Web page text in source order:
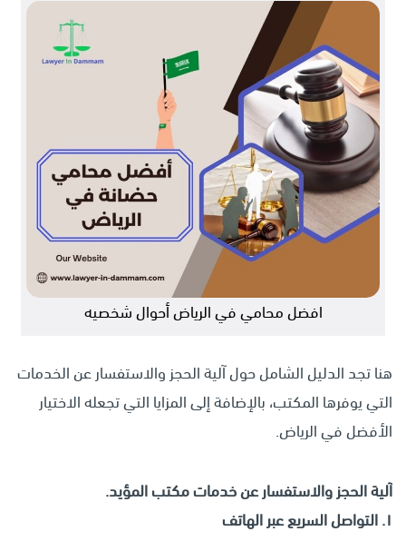
افضل محامي في الرياض أحوال شخصيه
هنا تجد الدليل الشامل حول آلية الحجز والاستفسار عن الخدمات
التي يوفرها المكتب، بالإضافة إلى المزايا التي تجعله الاختيار
الأفضل في الرياض.
آلية الحجز والاستفسار عن خدمات مكتب المؤيد.
١.التواصل السريع عبر الهاتف